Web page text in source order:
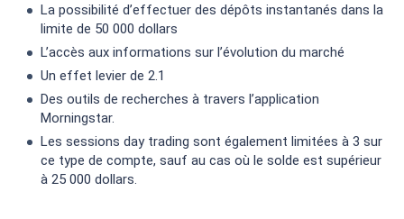
La possibilité d’effectuer des dépôts instantanés dans la
limite de 50 000 dollars
L’accès aux informations sur l’évolution du marché
Un effet levier de 2.1
Des outils de recherches à travers l’application
Morningstar.
Les sessions day trading sont également limitées à 3 sur
ce type de compte, sauf au cas où le solde est supérieur
à 25 000 dollars.